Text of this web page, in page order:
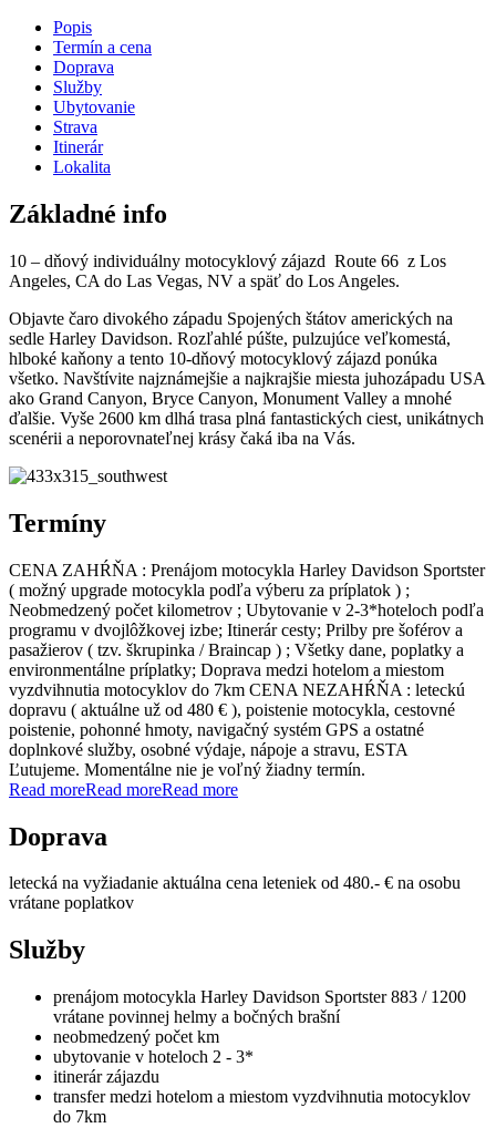
Popis
Termín a cena
Doprava
Služby
Ubytovanie
Strava
Itinerár
Lokalita
Základné info
10 – dňový individuálny motocyklový zájazd Route 66 z Los
Angeles, CA do Las Vegas, NV a späť do Los Angeles.
Objavte čaro divokého západu Spojených štátov amerických na
sedle Harley Davidson. Rozľahlé púšte, pulzujúce veľkomestá,
hlboké kaňony a tento 10-dňový motocyklový zájazd ponúka
všetko. Navštívite najznámejšie a najkrajšie miesta juhozápadu USA
ako Grand Canyon, Bryce Canyon, Monument Valley a mnohé
ďalšie. Vyše 2600 km dlhá trasa plná fantastických ciest, unikátnych
scenérii a neporovnateľnej krásy čaká iba na Vás.
Termíny
CENA ZAHŔŇA : Prenájom motocykla Harley Davidson Sportster
( možný upgrade motocykla podľa výberu za príplatok ) ;
Neobmedzený počet kilometrov ; Ubytovanie v 2-3*hoteloch podľa
programu v dvojlôžkovej izbe; Itinerár cesty; Prilby pre šoférov a
pasažierov ( tzv. škrupinka / Braincap ) ; Všetky dane, poplatky a
environmentálne príplatky; Doprava medzi hotelom a miestom
vyzdvihnutia motocyklov do 7km CENA NEZAHŔŇA : leteckú
dopravu ( aktuálne už od 480 € ), poistenie motocykla, cestovné
poistenie, pohonné hmoty, navigačný systém GPS a ostatné
doplnkové služby, osobné výdaje, nápoje a stravu, ESTA
Ľutujeme. Momentálne nie je voľný žiadny termín.
Read moreRead moreRead more
Doprava
letecká na vyžiadanie aktuálna cena leteniek od 480.- € na osobu
vrátane poplatkov
Služby
prenájom motocykla Harley Davidson Sportster 883 / 1200
vrátane povinnej helmy a bočných brašní
neobmedzený počet km
ubytovanie v hoteloch 2 - 3*
itinerár zájazdu
transfer medzi hotelom a miestom vyzdvihnutia motocyklov
do 7km